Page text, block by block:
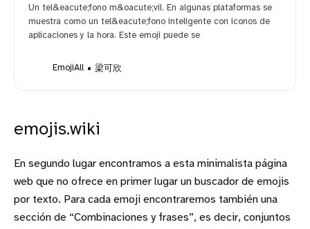
Un tel&eacute;fono m&oacute;vil. En algunas plataformas se
muestra como un tel&eacute;fono inteligente con iconos de
aplicaciones y la hora. Este emoji puede se
EmojiAll 梁可欣
emojis.wiki
En segundo lugar encontramos a esta minimalista página
web que no ofrece en primer lugar un buscador de emojis
por texto. Para cada emoji encontraremos también una
sección de “Combinaciones y frases”, es decir, conjuntos